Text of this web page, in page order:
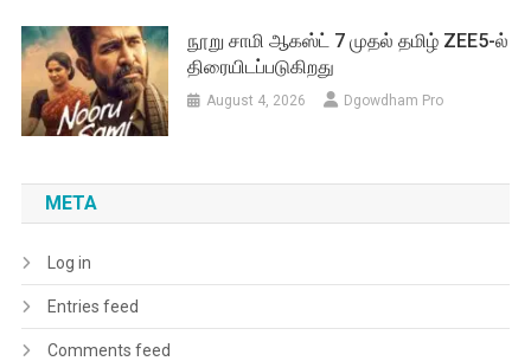
நூறு சாமி ஆகஸ்ட் 7 முதல் தமிழ் ZEE5-ல்
திரையிடப்படுகிறது
August 4, 2026 Dgowdham Pro
META
Log in
Entries feed
Comments feed